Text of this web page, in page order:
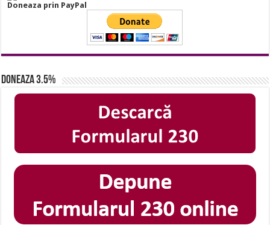
Doneaza prin PayPal
Doneaza 3.5%